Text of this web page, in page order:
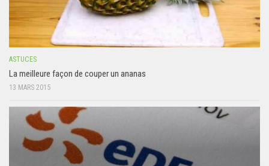
ASTUCES
La meilleure façon de couper un ananas
13 MARS 2015